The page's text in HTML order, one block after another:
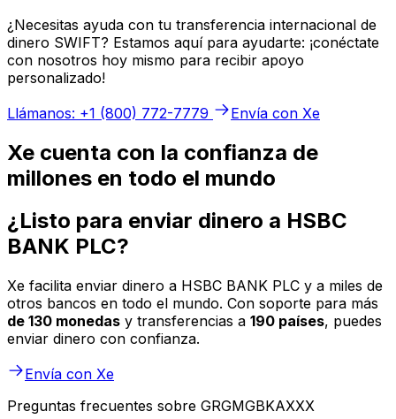
¿Necesitas ayuda con tu transferencia internacional de
dinero SWIFT? Estamos aquí para ayudarte: ¡conéctate
con nosotros hoy mismo para recibir apoyo
personalizado!
Llámanos: +1 (800) 772-7779
Envía con Xe
Xe cuenta con la confianza de
millones en todo el mundo
¿Listo para enviar dinero a HSBC
BANK PLC?
Xe facilita enviar dinero a HSBC BANK PLC y a miles de
otros bancos en todo el mundo. Con soporte para más
de 130 monedas y transferencias a 190 países, puedes
enviar dinero con confianza.
Envía con Xe
Preguntas frecuentes sobre GRGMGBKAXXX